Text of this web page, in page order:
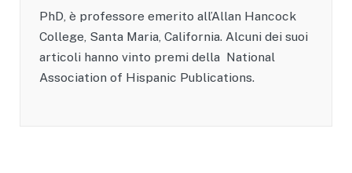
PhD, è professore emerito all’Allan Hancock
College, Santa Maria, California. Alcuni dei suoi
articoli hanno vinto premi della National
Association of Hispanic Publications.